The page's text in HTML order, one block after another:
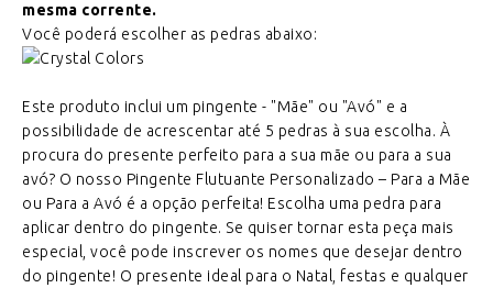
mesma corrente.
Você poderá escolher as pedras abaixo:
Este produto inclui um pingente - "Mãe" ou "Avó" e a
possibilidade de acrescentar até 5 pedras à sua escolha. À
procura do presente perfeito para a sua mãe ou para a sua
avó? O nosso Pingente Flutuante Personalizado – Para a Mãe
ou Para a Avó é a opção perfeita! Escolha uma pedra para
aplicar dentro do pingente. Se quiser tornar esta peça mais
especial, você pode inscrever os nomes que desejar dentro
do pingente! O presente ideal para o Natal, festas e qualquer